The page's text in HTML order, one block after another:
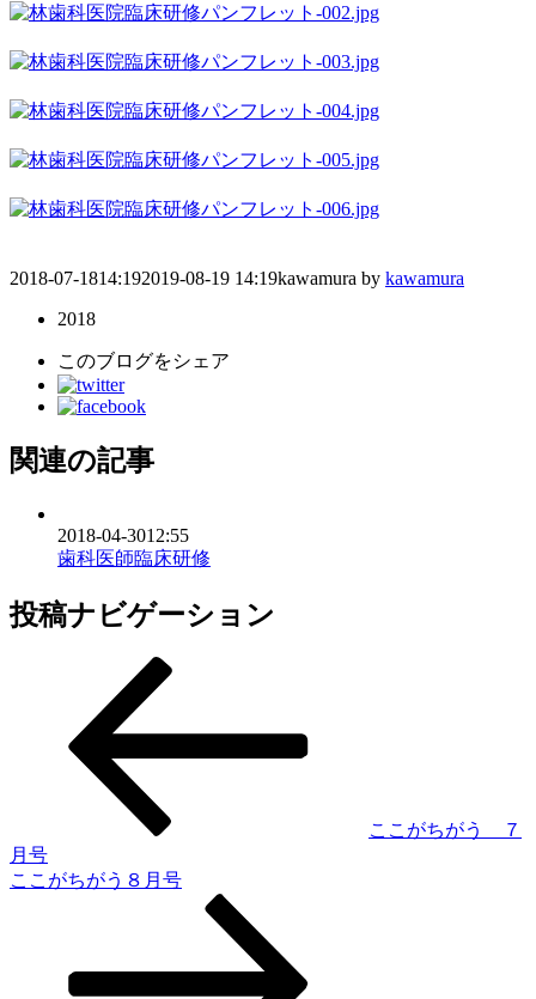
2018-07-1814:192019-08-19 14:19kawamura by kawamura
2018
このブログをシェア
関連の記事
2018-04-3012:55
歯科医師臨床研修
投稿ナビゲーション
ここがちがう ７
月号
ここがちがう８月号